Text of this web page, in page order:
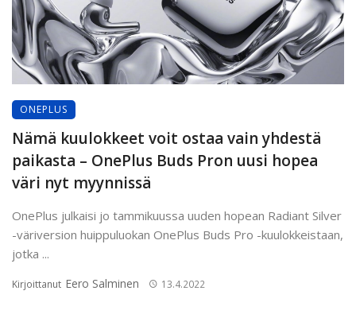
ONEPLUS
Nämä kuulokkeet voit ostaa vain yhdestä
paikasta – OnePlus Buds Pron uusi hopea
väri nyt myynnissä
OnePlus julkaisi jo tammikuussa uuden hopean Radiant Silver
-väriversion huippuluokan OnePlus Buds Pro -kuulokkeistaan,
jotka ...
Kirjoittanut Eero Salminen 13.4.2022